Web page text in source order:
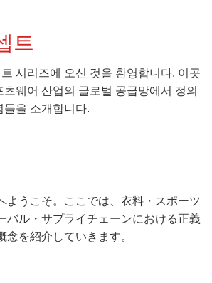
트
시리즈에 오신 것을 환영합니다. 이곳
웨어 산업의 글로벌 공급망에서 정의
들을 소개합니다.
ようこそ。ここでは、衣料・スポーツ
バル・サプライチェーンにおける正義
念を紹介していきます。